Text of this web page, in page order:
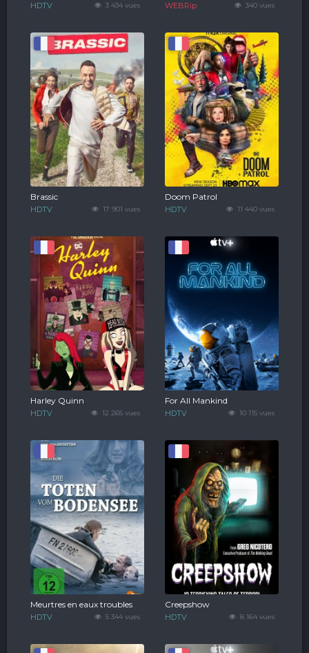
3 434 vues
HDTV 340 vues
WEBRip
17 901 vues
Brassic
HDTV 11 440 vues
Doom Patrol
HDTV
12 265 vues
Harley Quinn
HDTV 10 115 vues
For All Mankind
HDTV
5 344 vues
Meurtres en eaux troubles
HDTV 8 164 vues
Creepshow
HDTV